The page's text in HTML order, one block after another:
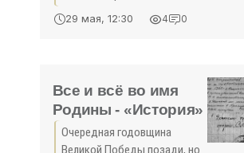
державой в 1783-м,
императрица Екатерина
Планировала раньше, через
год после
29 мая, 12:30 4 0
Все и всё во имя
Родины - «История»
Очередная годовщина
Великой Победы позади, но